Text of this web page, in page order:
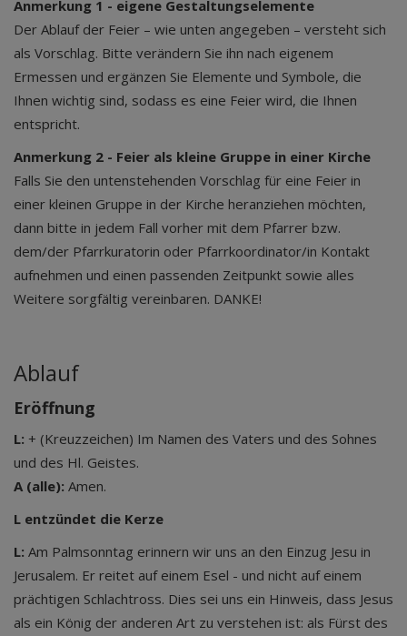
Anmerkung 1 - eigene Gestaltungselemente
Der Ablauf der Feier – wie unten angegeben – versteht sich
als Vorschlag. Bitte verändern Sie ihn nach eigenem
Ermessen und ergänzen Sie Elemente und Symbole, die
Ihnen wichtig sind, sodass es eine Feier wird, die Ihnen
entspricht.
Anmerkung 2 - Feier als kleine Gruppe in einer Kirche
Falls Sie den untenstehenden Vorschlag für eine Feier in
einer kleinen Gruppe in der Kirche heranziehen möchten,
dann bitte in jedem Fall vorher mit dem Pfarrer bzw.
dem/der Pfarrkuratorin oder Pfarrkoordinator/in Kontakt
aufnehmen und einen passenden Zeitpunkt sowie alles
Weitere sorgfältig vereinbaren. DANKE!
Ablauf
Eröffnung
L: + (Kreuzzeichen) Im Namen des Vaters und des Sohnes
und des Hl. Geistes.
A (alle): Amen.
L entzündet die Kerze
L: Am Palmsonntag erinnern wir uns an den Einzug Jesu in
Jerusalem. Er reitet auf einem Esel - und nicht auf einem
prächtigen Schlachtross. Dies sei uns ein Hinweis, dass Jesus
als ein König der anderen Art zu verstehen ist: als Fürst des